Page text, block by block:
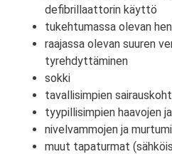
defibrillaattorin käyttö
tukehtumassa olevan
raajassa olevan suuren
tyrehdyttäminen
sokki
tavallisimpien
tyypillisimpien haavojen
nivelvammojen ja
muut tapaturmat